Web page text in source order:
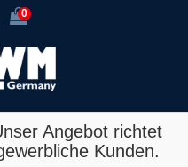
0
Angebot richtet
Kunden.